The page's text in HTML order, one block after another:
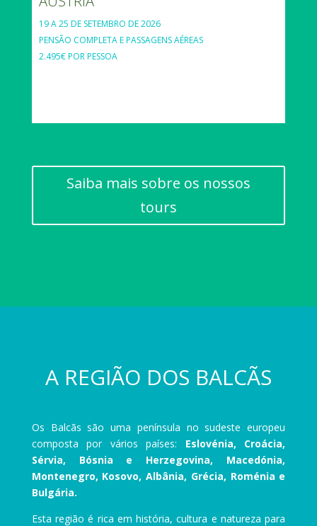
19 A 25 DE SETEMBRO DE 2026
PENSÃO COMPLETA E PASSAGENS AÉREAS
2.495€ POR PESSOA
Saiba mais sobre os nossos
tours
A REGIÃO DOS BALCÃS
Os Balcãs são uma península no sudeste europeu
composta por vários países: Eslovénia, Croácia,
Sérvia, Bósnia e Herzegovina, Macedónia,
Montenegro, Kosovo, Albânia, Grécia, Roménia e
Bulgária.
Esta região é rica em história, cultura e natureza para